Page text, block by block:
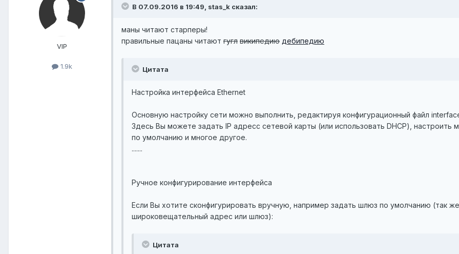
VIP
1.9k
В 07.09.2016 в 19:49, stas_k сказал:
маны читают старперы!
правильные пацаны читают гугл википедию дебипедию
Цитата
Настройка интерфейса Ethernet
Основную настройку сети можно выполнить, редактируя конфигурационный файл
Здесь Вы можете задать IP адресс сетевой карты (или использовать DHCP),
по умолчанию и многое другое.
.......
Ручное конфигурирование интерфейса
Если Вы хотите сконфигурировать вручную, например задать шлюз по умолчанию (так
широковещательный адрес или шлюз):
Цитата